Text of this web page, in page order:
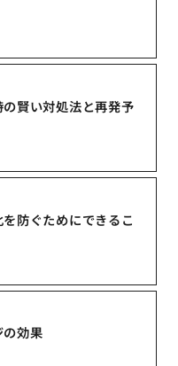
賢い対処法と再発予
防ぐためにできるこ
効果